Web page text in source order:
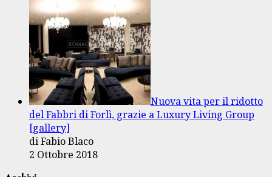
Nuova vita per il ridotto
del Fabbri di Forlì, grazie a Luxury Living Group
[gallery]
di Fabio Blaco
2 Ottobre 2018